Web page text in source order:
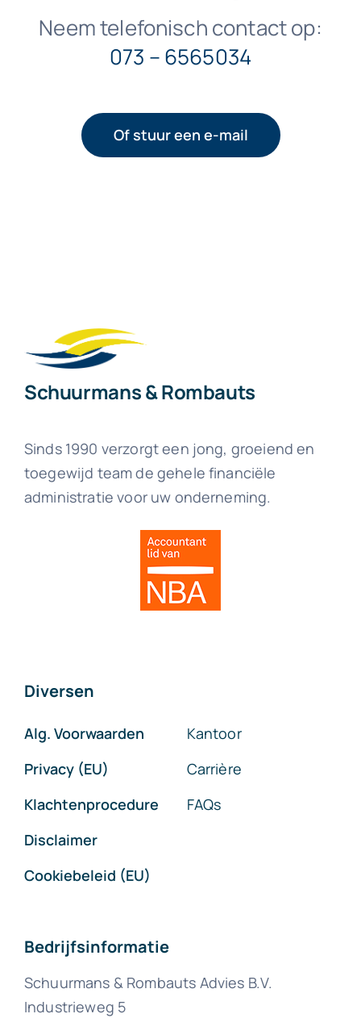
Neem telefonisch contact op:
073 – 6565034
Of stuur een e-mail
Schuurmans & Rombauts
Sinds 1990 verzorgt een jong, groeiend en
toegewijd team de gehele financiële
administratie voor uw onderneming.
Diversen
Alg. Voorwaarden
Privacy (EU)
Klachtenprocedure
Disclaimer
Cookiebeleid (EU)
Kantoor
Carrière
FAQs
Bedrijfsinformatie
Schuurmans & Rombauts Advies B.V.
Industrieweg 5